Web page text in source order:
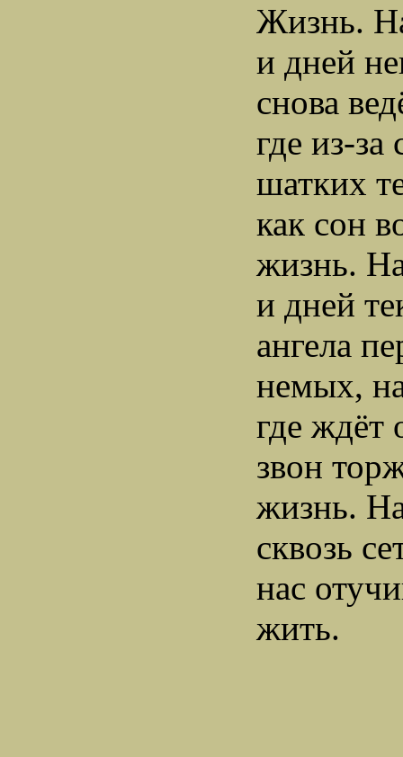
Жизнь.
и дней
снова
где из-за
шатких
как сон
жизнь.
и дней
ангела
немых,
где ждёт
звон
жизнь.
сквозь
нас
жить.